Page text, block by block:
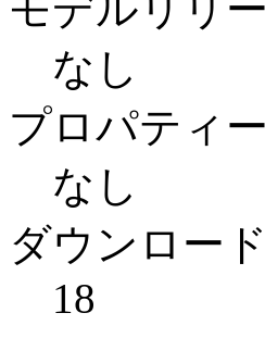
なし
プロパティ
なし
ダウンロード
18